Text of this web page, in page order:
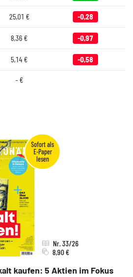
25,01 € -0,28
8,36 € -0,97
5,14 € -0,58
-€
kaufen: 5 Aktien im Fokus
Nr. 33/26
8,90 €